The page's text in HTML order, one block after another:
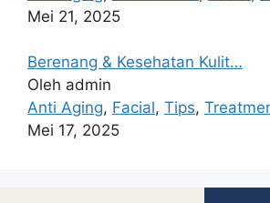
Mei 21, 2025
Berenang & Kesehatan Kulit…
Oleh admin
Anti Aging, Facial, Tips,
Mei 17, 2025